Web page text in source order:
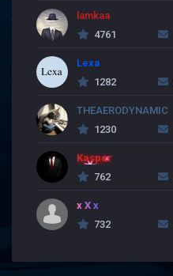
lamkaa
4761
Lexa
1282
THEAERODYNAMIC
1230
Kasper
762
x X x
732